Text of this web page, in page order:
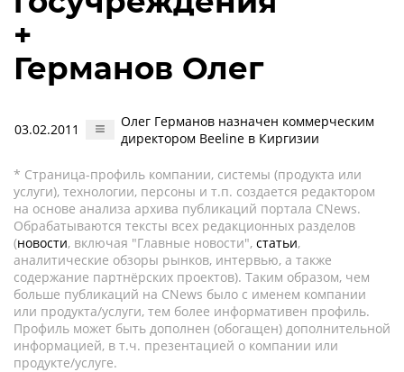
+
Германов Олег
03.02.2011
Олег Германов назначен коммерческим
директором Beeline в Киргизии
* Страница-профиль компании, системы (продукта или
услуги), технологии, персоны и т.п. создается редактором
на основе анализа архива публикаций портала CNews.
Обрабатываются тексты всех редакционных разделов
(новости, включая "Главные новости", статьи,
аналитические обзоры рынков, интервью, а также
содержание партнёрских проектов). Таким образом, чем
больше публикаций на CNews было с именем компании
или продукта/услуги, тем более информативен профиль.
Профиль может быть дополнен (обогащен) дополнительной
информацией, в т.ч. презентацией о компании или
продукте/услуге.